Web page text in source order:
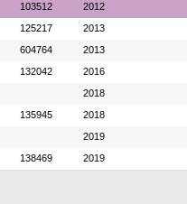
103512 2012
125217 2013
604764 2013
132042 2016
2018
135945 2018
2019
138469 2019